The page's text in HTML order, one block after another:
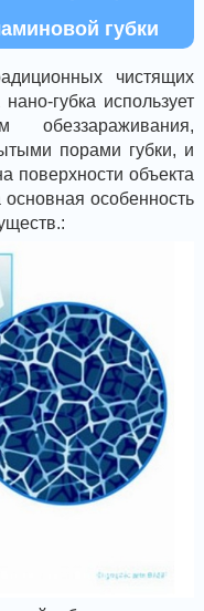
губки
чистящих
губка использует
обеззараживания,
порами губки, и
поверхности объекта
особенность